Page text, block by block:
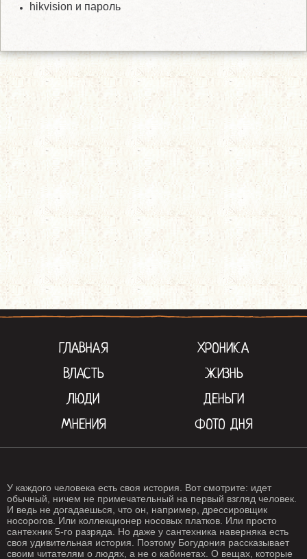
hikvision и пароль
ГЛАВНАЯ
ХРОНИКА
ВЛАСТЬ
ЖИЗНЬ
ЛЮДИ
ДЕНЬГИ
МНЕНИЯ
ФОТО ДНЯ
У каждого человека есть своя история. Вот смотрите: идет
обычный, ничем не примечательный на первый взгляд человек.
И ведь не догадаешься, что он, например, дрессировщик
носорогов. Или коллекционер носовых платков. Или просто
сантехник 5-го разряда. Но даже у сантехника наверняка есть
своя удивительная история. Поэтому Богудония рассказывает
своим читателям о людях, а не о кабинетах. О вещах, которые